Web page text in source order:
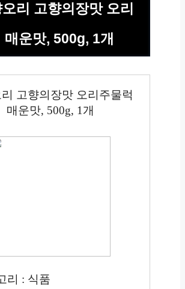
리 고향의장맛 오리
매운맛, 500g, 1개
고향의장맛 오리주물럭
매운맛, 500g, 1개
리 : 식품